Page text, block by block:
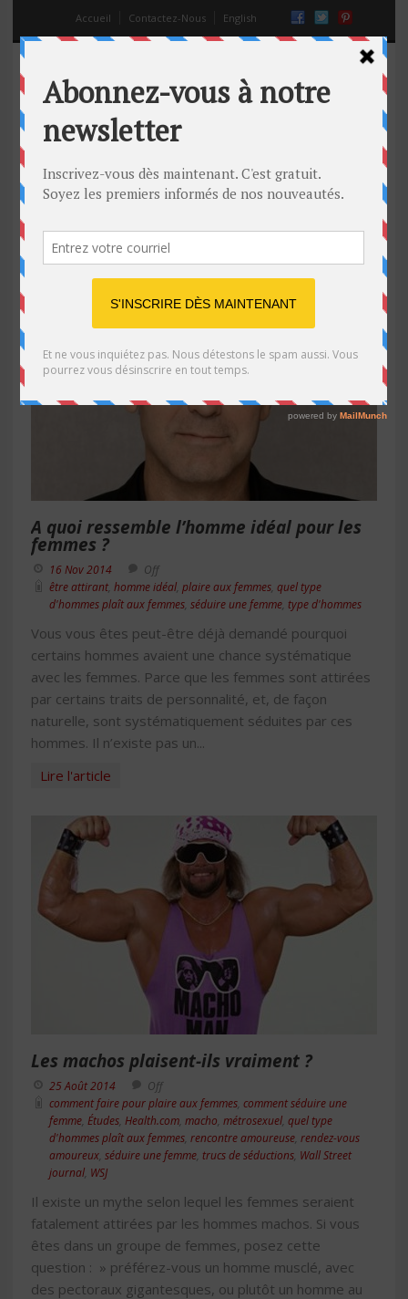
Accueil Contactez-Nous English
quel type d’hommes plaît aux
femmes
A quoi ressemble l’homme idéal pour les
femmes ?
16 Nov 2014
Off
être attirant homme idéal plaire aux femmes quel type
d'hommes plaît aux femmes séduire une femme type d'hommes
Vous vous êtes peut-être déjà demandé pourquoi
certains hommes avaient une chance systématique
avec les femmes. Parce que les femmes sont attirées
par certains traits de personnalité, et, de façon
naturelle, sont systématiquement séduites par ces
hommes. Il n’existe pas un...
Lire l'article
Les machos plaisent-ils vraiment ?
25 Août 2014
Off
comment faire pour plaire aux femmes comment séduire une
femme Études Health.com macho métrosexuel quel type
d'hommes plaît aux femmes rencontre amoureuse rendez-vous
amoureux séduire une femme trucs de séductions Wall Street
journal WSJ
Il existe un mythe selon lequel les femmes seraient
fatalement attirées par les hommes machos. Si vous
êtes dans un groupe de femmes, posez cette
question : » préférez-vous un homme musclé, avec
des pectoraux gigantesques, ou plutôt un homme au